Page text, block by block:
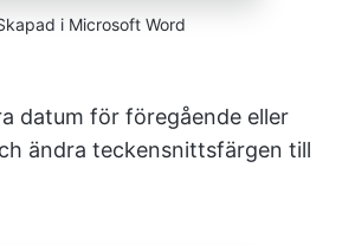
i Microsoft Word
datum för föregående eller
ändra teckensnittsfärgen till